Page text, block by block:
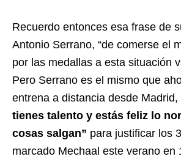
Recuerdo entonces esa frase de
Antonio Serrano, “de comerse el
por las medallas a esta situación
Pero Serrano es el mismo que
entrena a distancia desde
tienes talento y estás feliz lo
cosas salgan” para justificar los
marcado Mechaal este verano en